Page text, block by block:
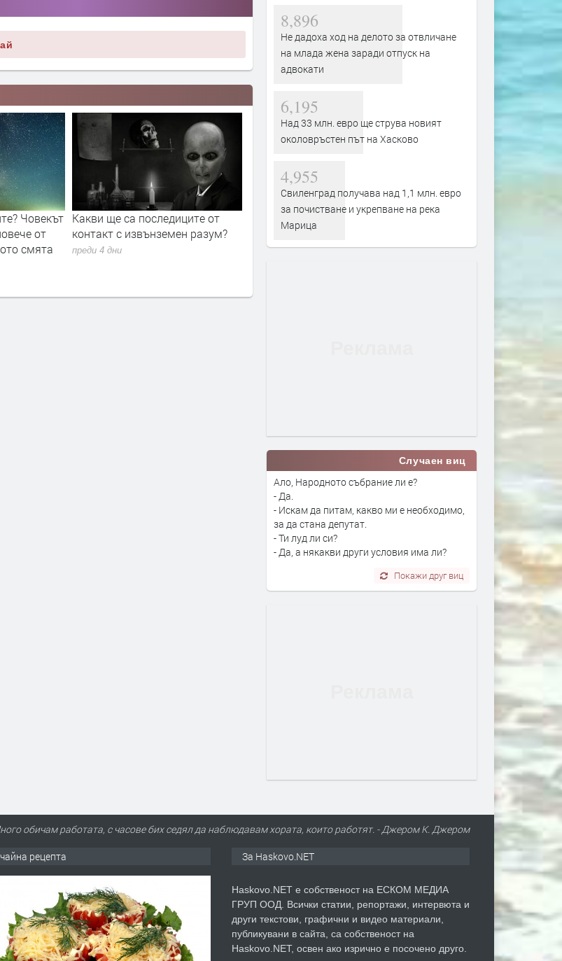
Човекът
от
смята
Какви ще са последиците от
контакт с извънземен разум?
преди 4 дни
Единственото пълно слънчево
затъмнение за 2026 г. ще мине
и през Европа и малко в
в „сладката кръв“
8,896
Не дадоха ход на делото за отвличане
на млада жена заради отпуск на
адвокати
6,195
Над 33 млн. евро ще струва новият
околовръстен път на Хасково
4,955
Свиленград получава над 1,1 млн. евро
за почистване и укрепване на река
Марица
Случаен виц
Ало, Народното събрание ли е?
- Да.
- Искам да питам, какво ми е необходимо,
за да стана депутат.
- Ти луд ли си?
- Да, а някакви други условия има ли?
Покажи друг виц
обичам работата, с часове бих седял да наблюдавам хората, които работят. - Джером К. Джером
рецепта За Haskovo.NET
Haskovo.NET е собственост на ЕСКОМ МЕДИА
ГРУП ООД. Всички статии, репортажи, интервюта и
други текстови, графични и видео материали,
публикувани в сайта, са собственост на
Haskovo.NET, освен ако изрично е посочено друго.